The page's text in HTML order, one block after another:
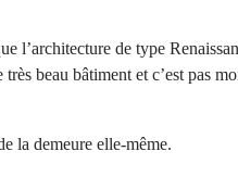
l’architecture de type
beau bâtiment et c’est pas
la demeure elle-même.